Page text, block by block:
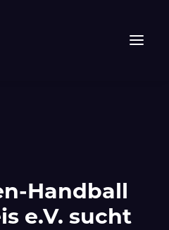
Handball
e.V. sucht